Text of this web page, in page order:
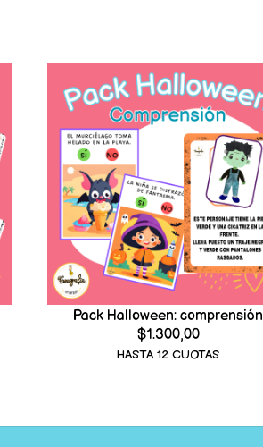
Pack Halloween: comprensión
$1.300,00
HASTA 12 CUOTAS